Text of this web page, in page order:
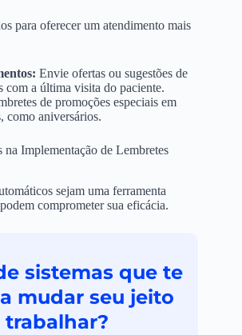
para oferecer um atendimento mais
Envie ofertas ou sugestões de
com a última visita do paciente.
de promoções especiais em
como aniversários.
Implementação de Lembretes
sejam uma ferramenta
comprometer sua eficácia.
sistemas que te
mudar seu jeito
trabalhar?